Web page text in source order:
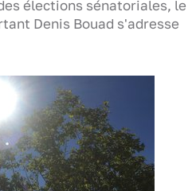
élections sénatoriales, le
Denis Bouad s'adresse